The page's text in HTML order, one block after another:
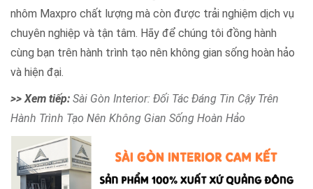
nhôm Maxpro chất lượng mà còn được trải nghiệm dịch vụ
chuyên nghiệp và tận tâm. Hãy để chúng tôi đồng hành
cùng bạn trên hành trình tạo nên không gian sống hoàn hảo
và hiện đại.
>> Xem tiếp: Sài Gòn Interior: Đối Tác Đáng Tin Cậy Trên
Hành Trình Tạo Nên Không Gian Sống Hoàn Hảo